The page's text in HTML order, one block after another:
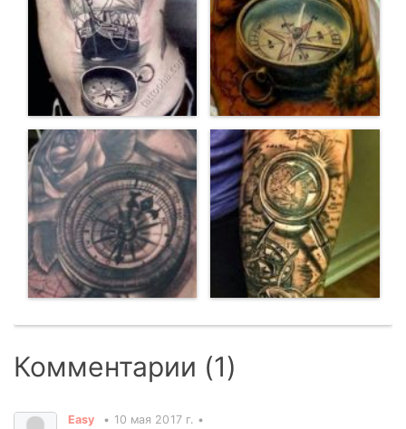
Комментарии (1)
Easy 10 мая 2017 г.